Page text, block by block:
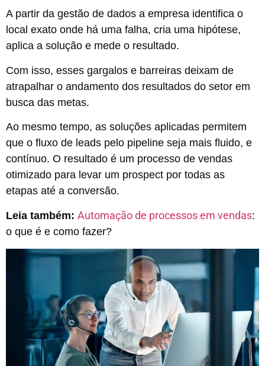
A partir da gestão de dados a empresa identifica o
local exato onde há uma falha, cria uma hipótese,
aplica a solução e mede o resultado.
Com isso, esses gargalos e barreiras deixam de
atrapalhar o andamento dos resultados do setor em
busca das metas.
Ao mesmo tempo, as soluções aplicadas permitem
que o fluxo de leads pelo pipeline seja mais fluido, e
contínuo. O resultado é um processo de vendas
otimizado para levar um prospect por todas as
etapas até a conversão.
Leia também: Automação de processos em vendas:
o que é e como fazer?